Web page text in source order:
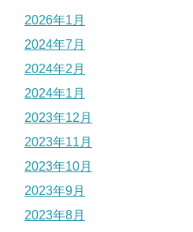
2026年1月
2024年7月
2024年2月
2024年1月
2023年12月
2023年11月
2023年10月
2023年9月
2023年8月